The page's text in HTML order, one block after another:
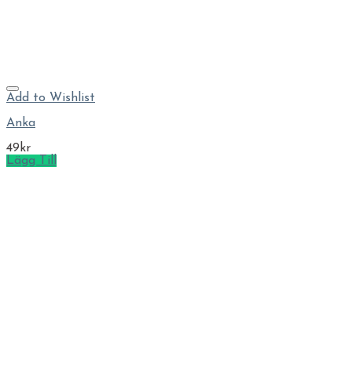
Add to Wishlist
Anka
49 kr
Lägg Till